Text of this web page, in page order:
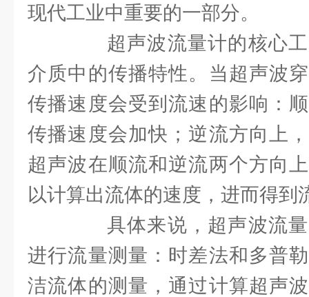
现代工业中重要的一部分。
超声波流量计的核心工
介质中的传播特性。当超声波
传播速度会受到流速的影响：
传播速度会加快；逆流方向上
超声波在顺流和逆流两个方向
以计算出流体的速度，进而得到
具体来说，超声波流量
进行流量测量：时差法和多普
洁流体的测量，通过计算超声